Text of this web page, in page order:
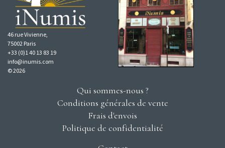
46 rue Vivienne,
75002 Paris
+33 (0)1 40 13 83 19
info@inumis.com
© 2026
Qui sommes-nous ?
Conditions générales de vente
Frais d'envois
Politique de confidentialité